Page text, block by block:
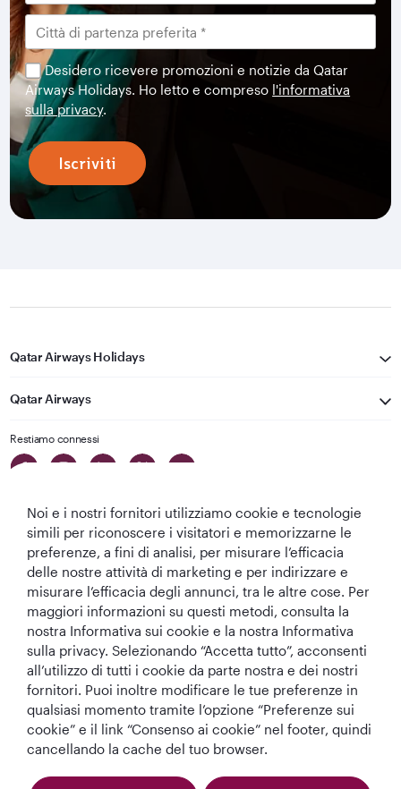
Desidero ricevere promozioni e notizie da Qatar
Airways Holidays. Ho letto e compreso l'informativa
sulla privacy.
Iscriviti
Qatar Airways Holidays
Qatar Airways
Restiamo connessi
Migliore
Compagnia aerea
del Medio
Oriente
Migliore
Compagnia
Aerea del Mondo
Migliore Business
Class del Mondo
Migliore Lounge
di Business Class
del Mondo
T&C Informativa sui cookie Informativa sulla privacy
Noi e i nostri fornitori utilizziamo cookie e tecnologie
simili per riconoscere i visitatori e memorizzarne le
preferenze, a fini di analisi, per misurare l’efficacia
delle nostre attività di marketing e per indirizzare e
misurare l’efficacia degli annunci, tra le altre cose. Per
maggiori informazioni su questi metodi, consulta la
nostra Informativa sui cookie e la nostra Informativa
sulla privacy. Selezionando “Accetta tutto”, acconsenti
all’utilizzo di tutti i cookie da parte nostra e dei nostri
fornitori. Puoi inoltre modificare le tue preferenze in
qualsiasi momento tramite l’opzione “Preferenze sui
cookie” e il link “Consenso ai cookie” nel footer, quindi
cancellando la cache del tuo browser.